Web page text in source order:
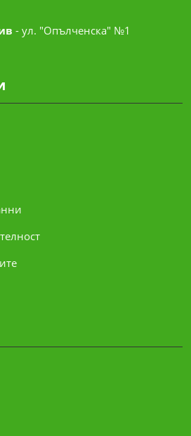
- ул. "Опълченска" №1